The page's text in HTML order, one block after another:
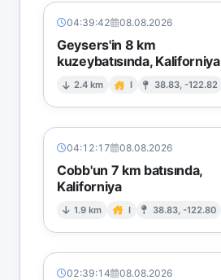
04:39:42 08.08.2026
Geysers'in 8 km
kuzeybatısında, Kaliforniya
2.4 km I 38.83, -122.82
04:12:17 08.08.2026
Cobb'un 7 km batısında,
Kaliforniya
1.9 km I 38.83, -122.80
02:39:14 08.08.2026